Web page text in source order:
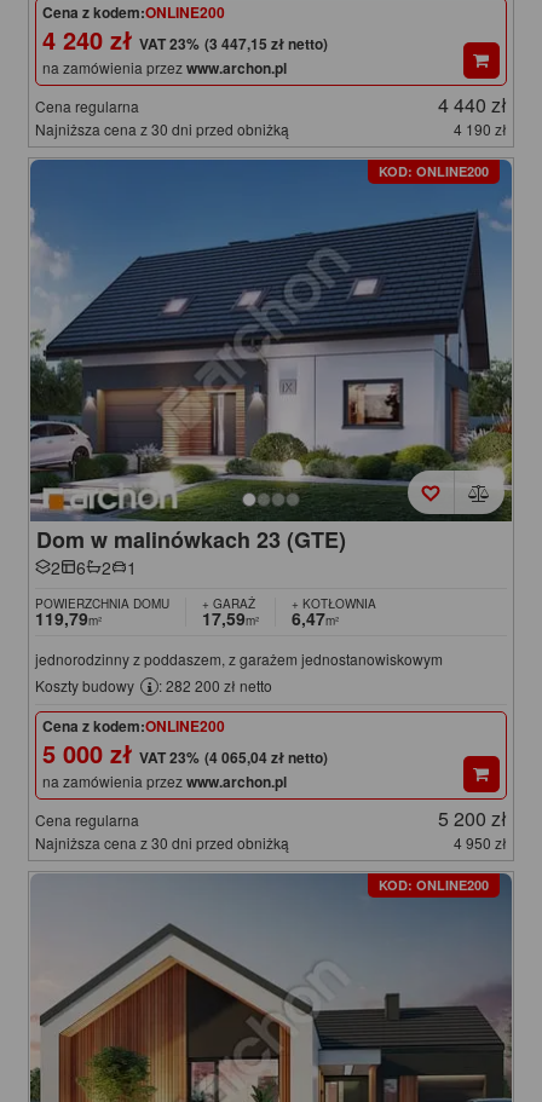
Cena z kodem:ONLINE200
4 240 zł (3 447,15 zł netto)
na zamówienia przezwww.archon.pl
Cena regularna 4 440 zł
Najniższa cena z 30 dni przed obniżką 4 190 zł
KOD: ONLINE200
Dom w malinówkach 23 (GTE)
2 6 2 1
POWIERZCHNIA DOMU
119,79m²
+ GARAŻ
17,59m²
+ KOTŁOWNIA
6,47m²
jednorodzinny z poddaszem, z garażem jednostanowiskowym
Koszty budowy
: 282 200 zł netto
Cena z kodem:ONLINE200
5 000 zł (4 065,04 zł netto)
na zamówienia przezwww.archon.pl
Cena regularna 5 200 zł
Najniższa cena z 30 dni przed obniżką 4 950 zł
KOD: ONLINE200